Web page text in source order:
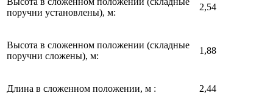
поручни установлены), м:
2,54
Высота в сложенном положении (складные
поручни сложены), м:
1,88
Длина в сложенном положении, м : 2,44